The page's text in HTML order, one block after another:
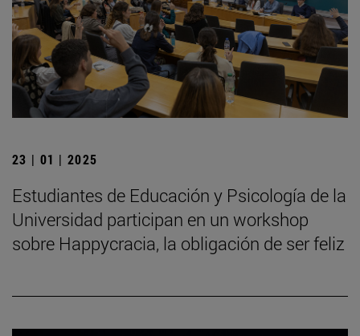
23 | 01 | 2025
Estudiantes de Educación y Psicología de la
Universidad participan en un workshop
sobre Happycracia, la obligación de ser feliz